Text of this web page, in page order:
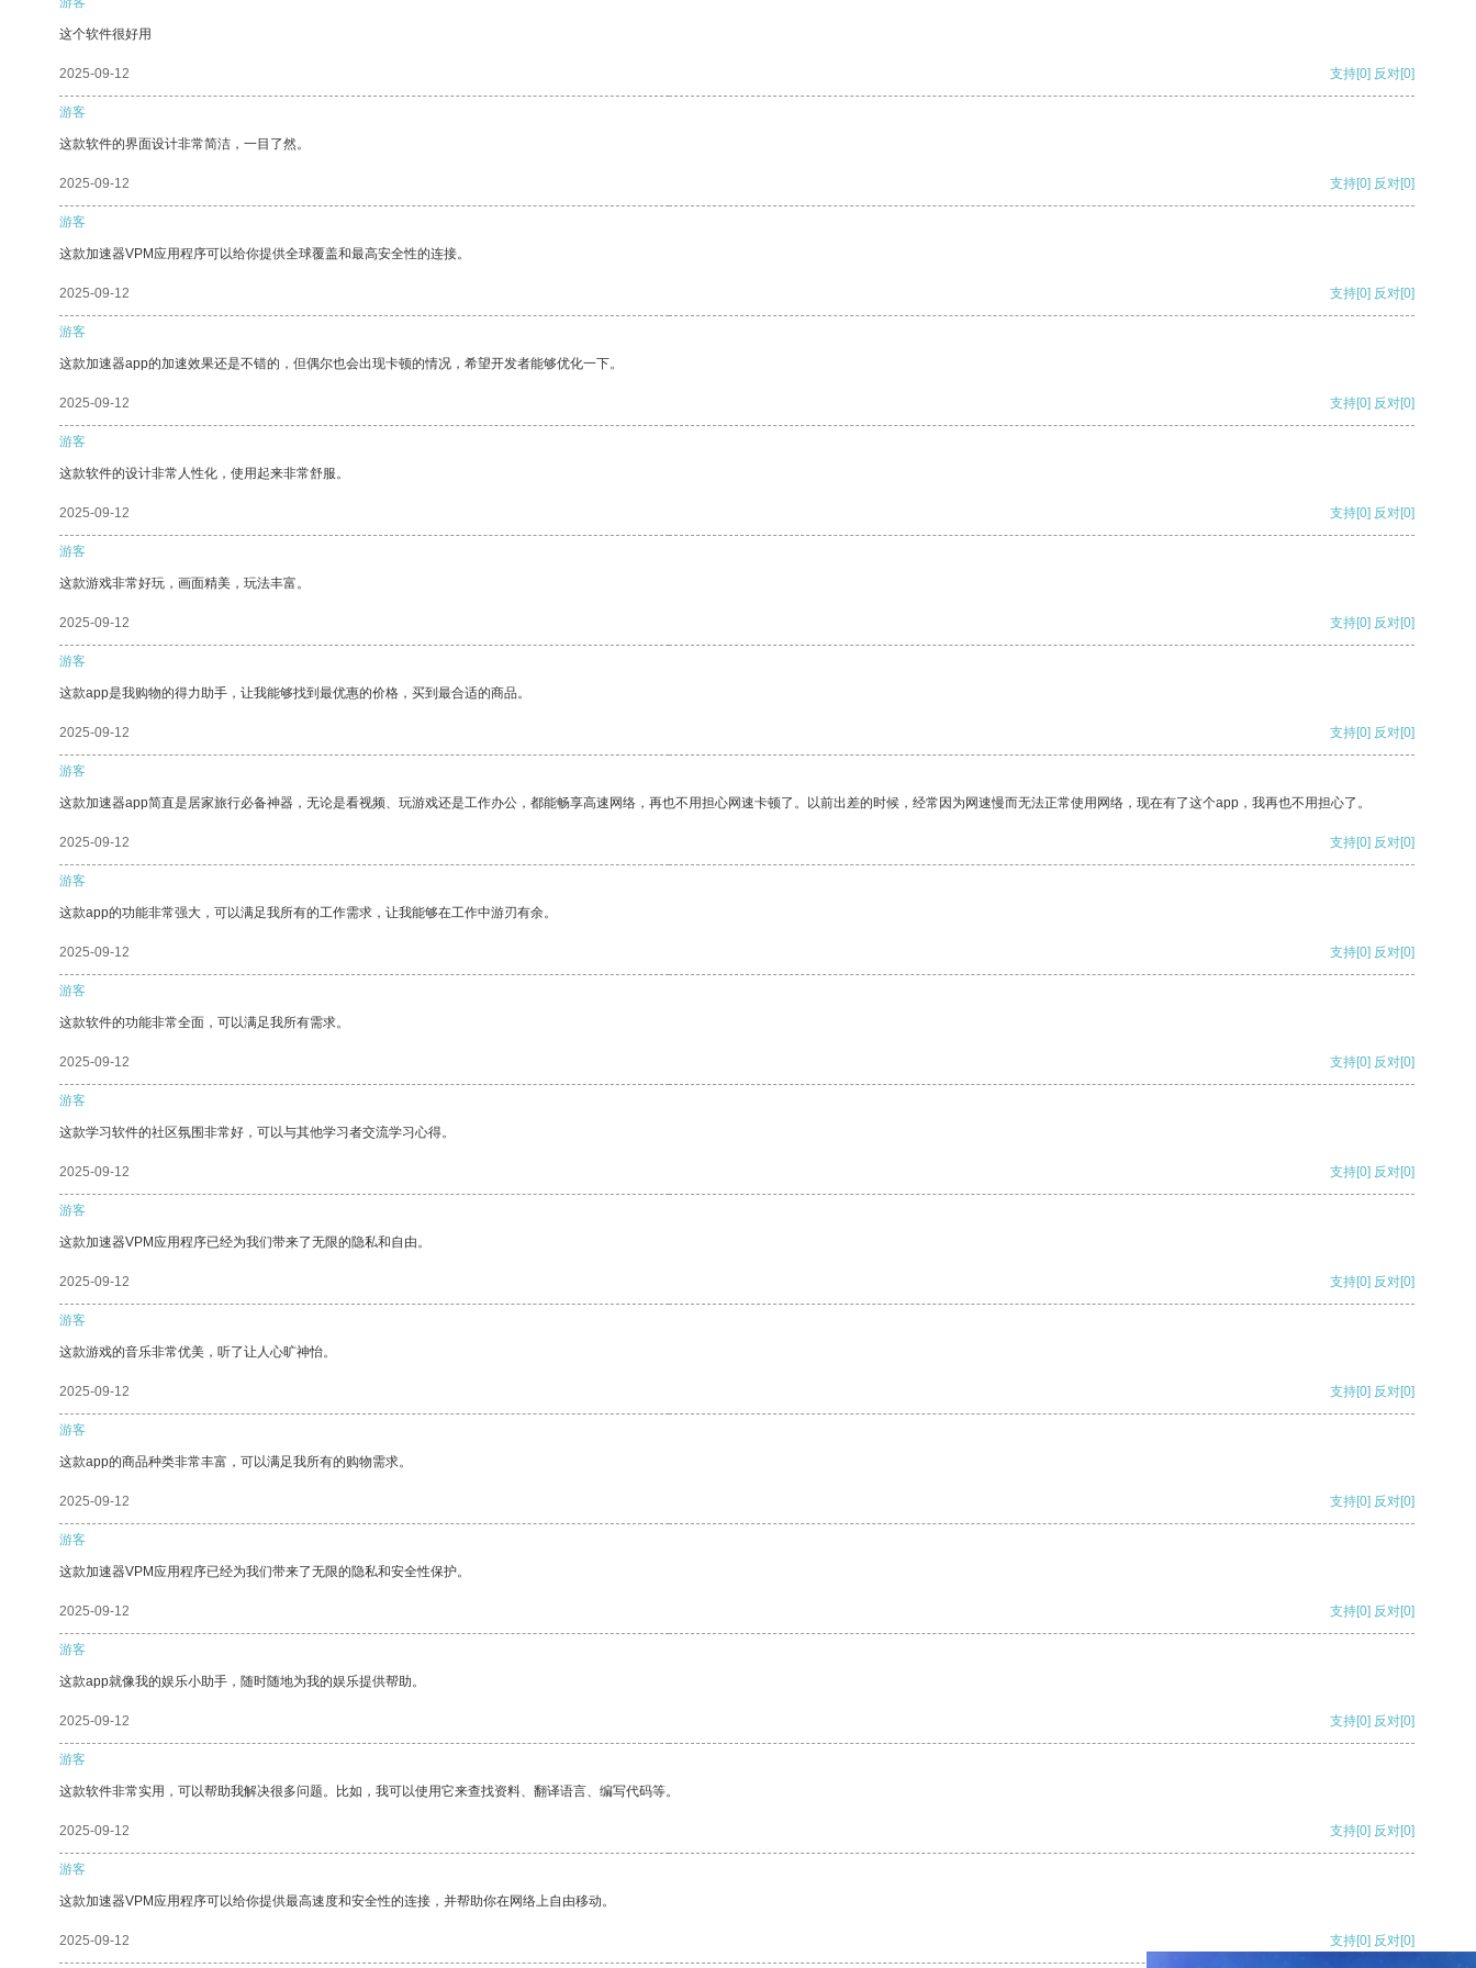
这个软件很好用
2025-09-12 支持[0] 反对[0]
游客
这款软件的界面设计非常简洁，一目了然。
2025-09-12 支持[0] 反对[0]
游客
这款加速器VPM应用程序可以给你提供全球覆盖和最高安全性的连接。
2025-09-12 支持[0] 反对[0]
游客
这款加速器app的加速效果还是不错的，但偶尔也会出现卡顿的情况，希望开发者能够优化一下。
2025-09-12 支持[0] 反对[0]
游客
这款软件的设计非常人性化，使用起来非常舒服。
2025-09-12 支持[0] 反对[0]
游客
这款游戏非常好玩，画面精美，玩法丰富。
2025-09-12 支持[0] 反对[0]
游客
这款app是我购物的得力助手，让我能够找到最优惠的价格，买到最合适的商品。
2025-09-12 支持[0] 反对[0]
游客
这款加速器app简直是居家旅行必备神器，无论是看视频、玩游戏还是工作办公，都能畅享高速网络，再也不用担心网速卡顿了。以前出差的时候，经常因为网速慢而无法正常使用网络，现在有了这个app，我再也不用担心了。
2025-09-12 支持[0] 反对[0]
游客
这款app的功能非常强大，可以满足我所有的工作需求，让我能够在工作中游刃有余。
2025-09-12 支持[0] 反对[0]
游客
这款软件的功能非常全面，可以满足我所有需求。
2025-09-12 支持[0] 反对[0]
游客
这款学习软件的社区氛围非常好，可以与其他学习者交流学习心得。
2025-09-12 支持[0] 反对[0]
游客
这款加速器VPM应用程序已经为我们带来了无限的隐私和自由。
2025-09-12 支持[0] 反对[0]
游客
这款游戏的音乐非常优美，听了让人心旷神怡。
2025-09-12 支持[0] 反对[0]
游客
这款app的商品种类非常丰富，可以满足我所有的购物需求。
2025-09-12 支持[0] 反对[0]
游客
这款加速器VPM应用程序已经为我们带来了无限的隐私和安全性保护。
2025-09-12 支持[0] 反对[0]
游客
这款app就像我的娱乐小助手，随时随地为我的娱乐提供帮助。
2025-09-12 支持[0] 反对[0]
游客
这款软件非常实用，可以帮助我解决很多问题。比如，我可以使用它来查找资料、翻译语言、编写代码等。
2025-09-12 支持[0] 反对[0]
游客
这款加速器VPM应用程序可以给你提供最高速度和安全性的连接，并帮助你在网络上自由移动。
2025-09-12 支持[0] 反对[0]